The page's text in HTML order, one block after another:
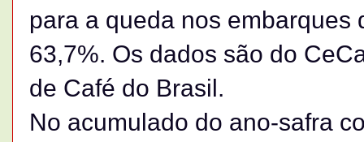
para a queda nos embarques
63,7%. Os dados são do
de Café do Brasil.
No acumulado do ano-safra